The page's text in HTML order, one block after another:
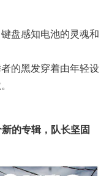
盘感知电池的灵魂和
的黑发穿着由年轻设
的专辑， 队长坚固